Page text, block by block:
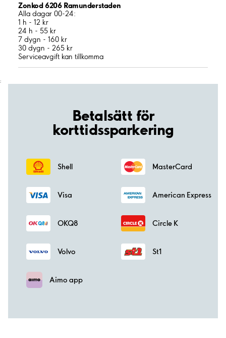
Zonkod 6206 Ramunderstaden
Alla dagar 00-24:
1 h - 12 kr
24 h - 55 kr
7 dygn - 160 kr
30 dygn - 265 kr
Serviceavgift kan tillkomma
;
Betalsätt för
korttidssparkering
Shell MasterCard
Visa American Express
OKQ8 Circle K
Volvo St1
Aimo app